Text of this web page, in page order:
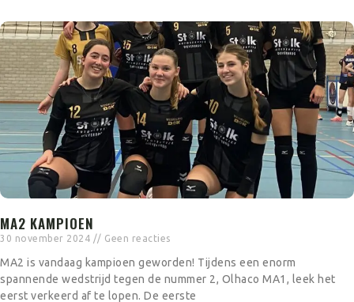
MA2 KAMPIOEN
30 november 2024 Geen reacties
MA2 is vandaag kampioen geworden! Tijdens een enorm
spannende wedstrijd tegen de nummer 2, Olhaco MA1, leek het
eerst verkeerd af te lopen. De eerste